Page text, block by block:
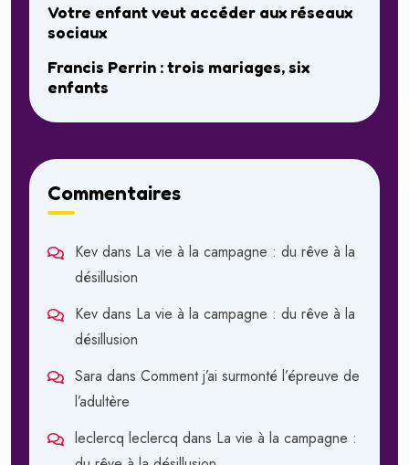
Votre enfant veut accéder aux réseaux
sociaux
Francis Perrin : trois mariages, six
enfants
Commentaires
Kev dans La vie à la campagne : du rêve à la
désillusion
Kev dans La vie à la campagne : du rêve à la
désillusion
Sara dans Comment j’ai surmonté l’épreuve de
l’adultère
leclercq leclercq dans La vie à la campagne :